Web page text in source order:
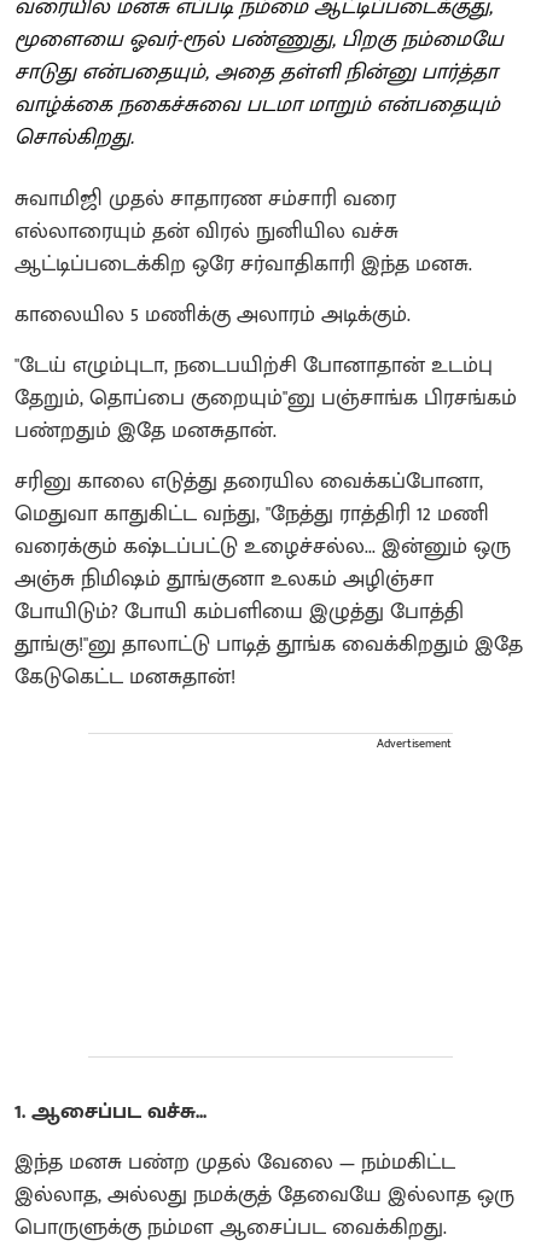
மூளையை ஓவர்-ரூல் பண்ணுது, பிறகு நம்மையே
சாடுது என்பதையும், அதை தள்ளி நின்னு பார்த்தா
வாழ்க்கை நகைச்சுவை படமா மாறும் என்பதையும்
சொல்கிறது.
சுவாமிஜி முதல் சாதாரண சம்சாரி வரை
எல்லாரையும் தன் விரல் நுனியில வச்சு
ஆட்டிப்படைக்கிற ஒரே சர்வாதிகாரி இந்த மனசு.
காலையில 5 மணிக்கு அலாரம் அடிக்கும்.
"டேய் எழும்புடா, நடைபயிற்சி போனாதான் உடம்பு
தேறும், தொப்பை குறையும்"னு பஞ்சாங்க பிரசங்கம்
பண்றதும் இதே மனசுதான்.
சரினு காலை எடுத்து தரையில வைக்கப்போனா,
மெதுவா காதுகிட்ட வந்து, "நேத்து ராத்திரி 12 மணி
வரைக்கும் கஷ்டப்பட்டு உழைச்சல்ல... இன்னும் ஒரு
அஞ்சு நிமிஷம் தூங்குனா உலகம் அழிஞ்சா
போயிடும்? போயி கம்பளியை இழுத்து போத்தி
தூங்கு!"னு தாலாட்டு பாடித் தூங்க வைக்கிறதும் இதே
கேடுகெட்ட மனசுதான்!
Advertisement
1. ஆசைப்பட வச்சு...
இந்த மனசு பண்ற முதல் வேலை — நம்மகிட்ட
இல்லாத, அல்லது நமக்குத் தேவையே இல்லாத ஒரு
பொருளுக்கு நம்மள ஆசைப்பட வைக்கிறது.